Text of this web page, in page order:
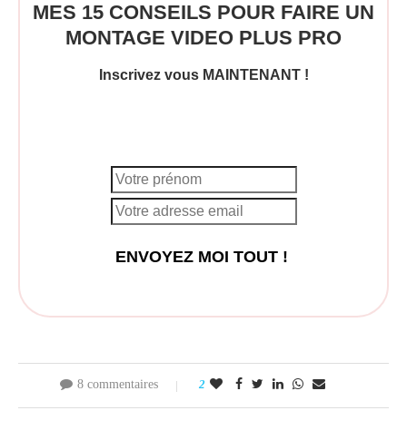
MES 15 CONSEILS POUR FAIRE UN
MONTAGE VIDEO PLUS PRO
Inscrivez vous MAINTENANT !
8 commentaires 2